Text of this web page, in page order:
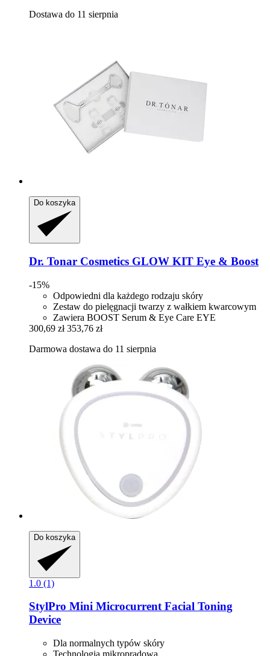
Dostawa do 11 sierpnia
Do koszyka
Dr. Tonar Cosmetics GLOW KIT Eye & Boost
-15%
Odpowiedni dla każdego rodzaju skóry
Zestaw do pielęgnacji twarzy z wałkiem kwarcowym
Zawiera BOOST Serum & Eye Care EYE
300,69 zł 353,76 zł
Darmowa dostawa do 11 sierpnia
Do koszyka
1.0 (1)
StylPro Mini Microcurrent Facial Toning
Device
Dla normalnych typów skóry
Technologia mikroprądowa